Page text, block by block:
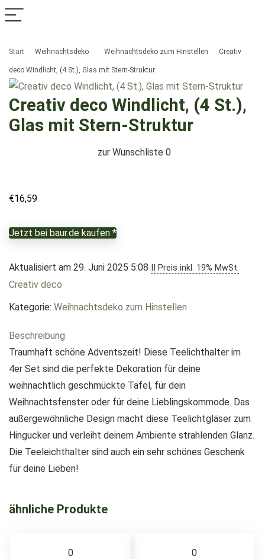
Start Weihnachtsdeko Weihnachtsdeko zum Hinstellen Creativ
deco Windlicht, (4 St.), Glas mit Stern-Struktur
Creativ deco Windlicht, (4 St.),
Glas mit Stern-Struktur
zur Wunschliste 0
€16,59
Jetzt bei baur.de kaufen *
Aktualisiert am 29. Juni 2025 5:08 II Preis inkl. 19% MwSt.
Creativ deco
Kategorie: Weihnachtsdeko zum Hinstellen
Beschreibung
Traumhaft schöne Adventszeit! Diese Teelichthalter im
4er Set sind die perfekte Dekoration für deine
weihnachtlich geschmückte Tafel, für dein
Weihnachtsfenster oder für deine Lieblingskommode. Das
außergewöhnliche Design macht diese Teelichtgläser zum
Hingucker und verleiht deinem Ambiente strahlenden Glanz.
Die Teeleichthalter sind auch ein sehr schönes Geschenk
für deine Lieben!
ähnliche Produkte
0 0